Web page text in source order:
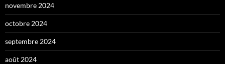
novembre 2024
octobre 2024
septembre 2024
août 2024